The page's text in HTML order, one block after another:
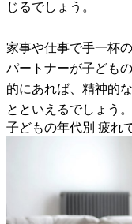
じるでしょう。
家事や仕事で手一杯
パートナーが子ども
的にあれば、精神的
とといえるでしょう。
子どもの年代別 疲れ